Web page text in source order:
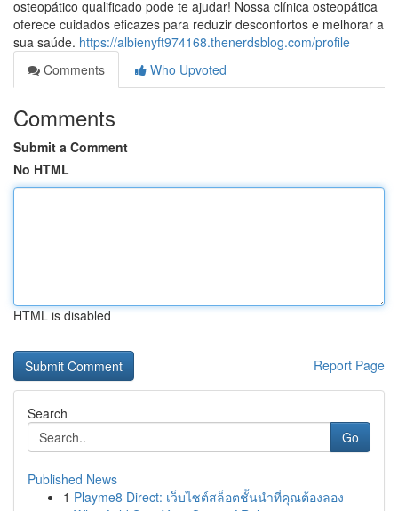
osteopático qualificado pode te ajudar! Nossa clínica osteopática
oferece cuidados eficazes para reduzir desconfortos e melhorar a
sua saúde. https://albienyft974168.thenerdsblog.com/profile
Comments
Who Upvoted
Comments
Submit a Comment
No HTML
HTML is disabled
Report Page
Search
Go
Published News
1 Playme8 Direct: เว็บไซต์สล็อตชั้นนำที่คุณต้องลอง